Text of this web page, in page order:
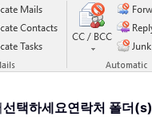
선택하세요연락처 폴더(s)